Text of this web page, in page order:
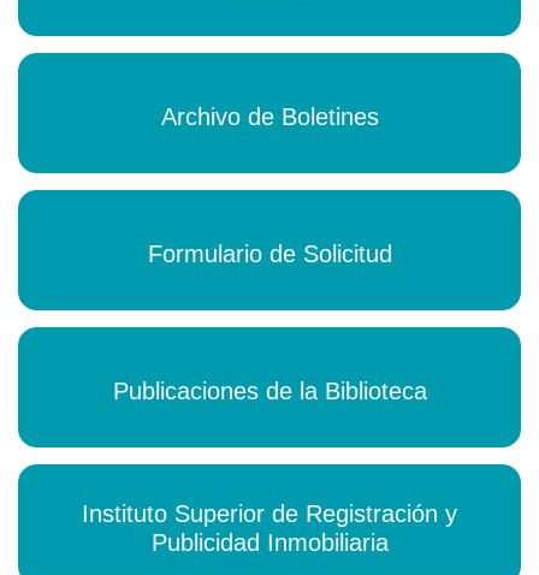
Archivo de Boletines
Formulario de Solicitud
Publicaciones de la Biblioteca
Instituto Superior de Registración y
Publicidad Inmobiliaria